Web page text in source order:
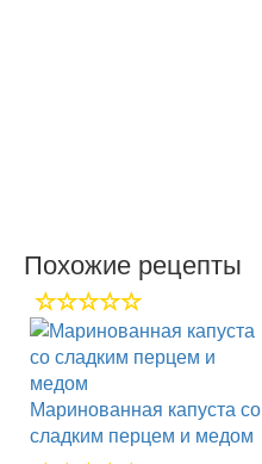
Похожие рецепты
Маринованная капуста со
сладким перцем и медом